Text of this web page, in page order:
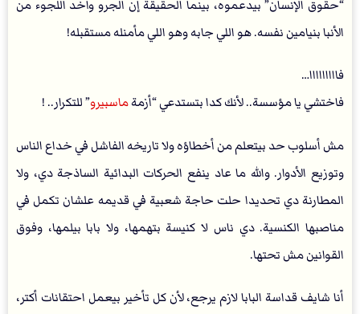
“حقوق الإنسان” بيدعموه، بينما الحقيقة إن الجرو واخد اللجوء من
الأنبا بنيامين نفسه. هو اللي جابه وهو اللي مأمنله مستقبله!
فااااااااا…
فاختشي يا مؤسسة.. لأنك كدا بتستدعي “أزمةماسبيرو” للتكرار.. !
مش أسلوب حد بيتعلم من أخطاؤه ولا تاريخه الفاشل في خداع الناس
وتوزيع الأدوار. والله ما عاد ينفع الحركات البدائية الساذجة دي، ولا
المطارنة دي تحديدا حلت حاجة شعبية في قديمه علشان تكمل في
مناصبها الكنسية. دي ناس لا كنيسة بتهمها، ولا بابا بيلمها، وفوق
القوانين مش تحتها.
أنا شايف قداسة البابا لازم يرجع، لأن كل تأخير بيعمل احتقانات أكتر،